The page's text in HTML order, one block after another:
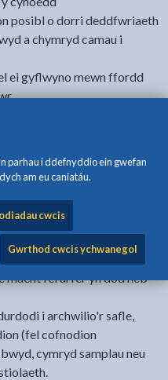
parhau i ddefnyddio ein gwefan
am eu caniatáu.
cwcis
Gwrthod cwcis ychwanegol
posibl o dorri deddfwriaeth
a chymryd camau i
ei gyflwyno mewn ffordd
gŵyn. Mae amlder ein
yn dibynnu ar y math o
blaenorol. Gall amlder yr
a phob 3 blynedd.
a Safonau Masnach yr
bwyd ar bob adeg
maent fel arfer yn dod heb
i archwilio'r safle,
(fel cofnodion
cymryd samplau neu